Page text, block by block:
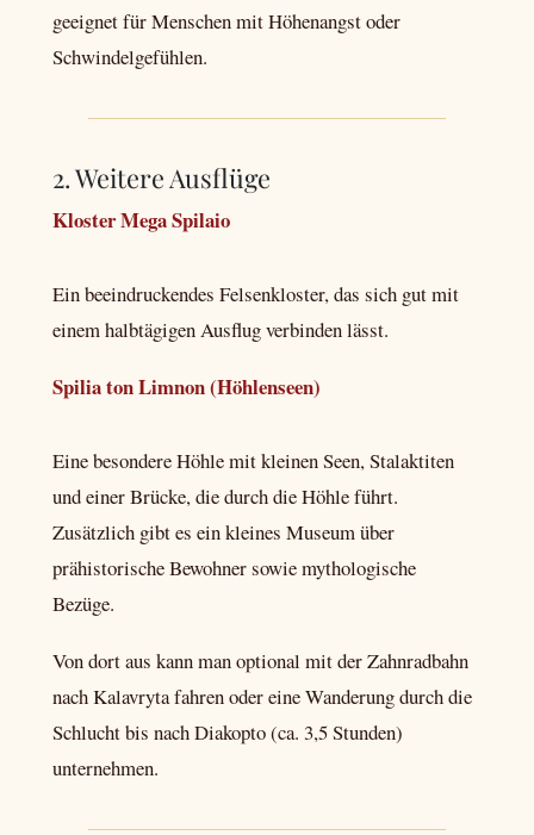
geeignet für Menschen mit Höhenangst oder
Schwindelgefühlen.
2. Weitere Ausflüge
Kloster Mega Spilaio
Ein beeindruckendes Felsenkloster, das sich gut mit
einem halbtägigen Ausflug verbinden lässt.
Spilia ton Limnon (Höhlenseen)
Eine besondere Höhle mit kleinen Seen, Stalaktiten
und einer Brücke, die durch die Höhle führt.
Zusätzlich gibt es ein kleines Museum über
prähistorische Bewohner sowie mythologische
Bezüge.
Von dort aus kann man optional mit der Zahnradbahn
nach Kalavryta fahren oder eine Wanderung durch die
Schlucht bis nach Diakopto (ca. 3,5 Stunden)
unternehmen.